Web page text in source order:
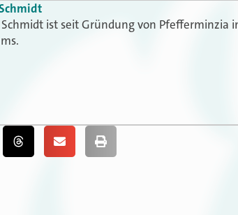
ist seit Gründung von Pfefferminzia